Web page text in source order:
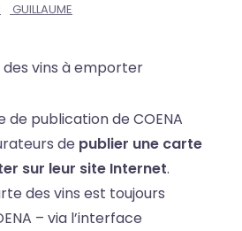
GUILLAUME
de publication de COENA
de publier une carte
sur leur site Internet.
des vins est toujours
– via l’interface